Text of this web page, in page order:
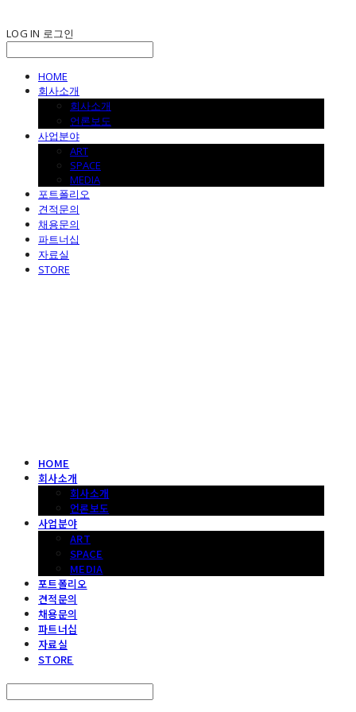
LOG IN 로그인
HOME
회사소개
회사소개
언론보도
사업분야
ART
SPACE
MEDIA
포트폴리오
견적문의
채용문의
파트너십
자료실
STORE
HOME
회사소개
회사소개
언론보도
사업분야
ART
SPACE
MEDIA
포트폴리오
견적문의
채용문의
파트너십
자료실
STORE